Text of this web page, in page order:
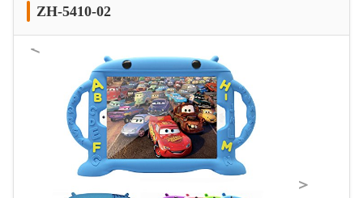
ZH-5410-02
＜
＞